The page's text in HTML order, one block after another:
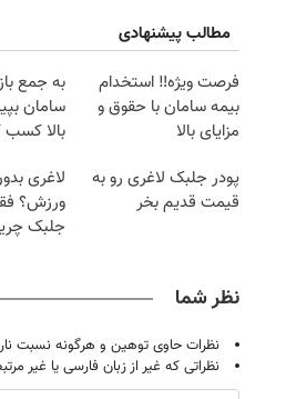
مطالب پیشنهادی
فرصت ویژه‼️ استخدام
بیمه سامان با حقوق و
مزایای بالا
به جمع
سامان
بالا کسب
پودر جلبک لاغری رو به
قیمت قدیم بخر
لاغری
ورزش؟
جلبک
نظر شما
نظرات حاوی توهین و هرگونه نسبت
نظراتی که غیر از زبان فارسی یا غیر